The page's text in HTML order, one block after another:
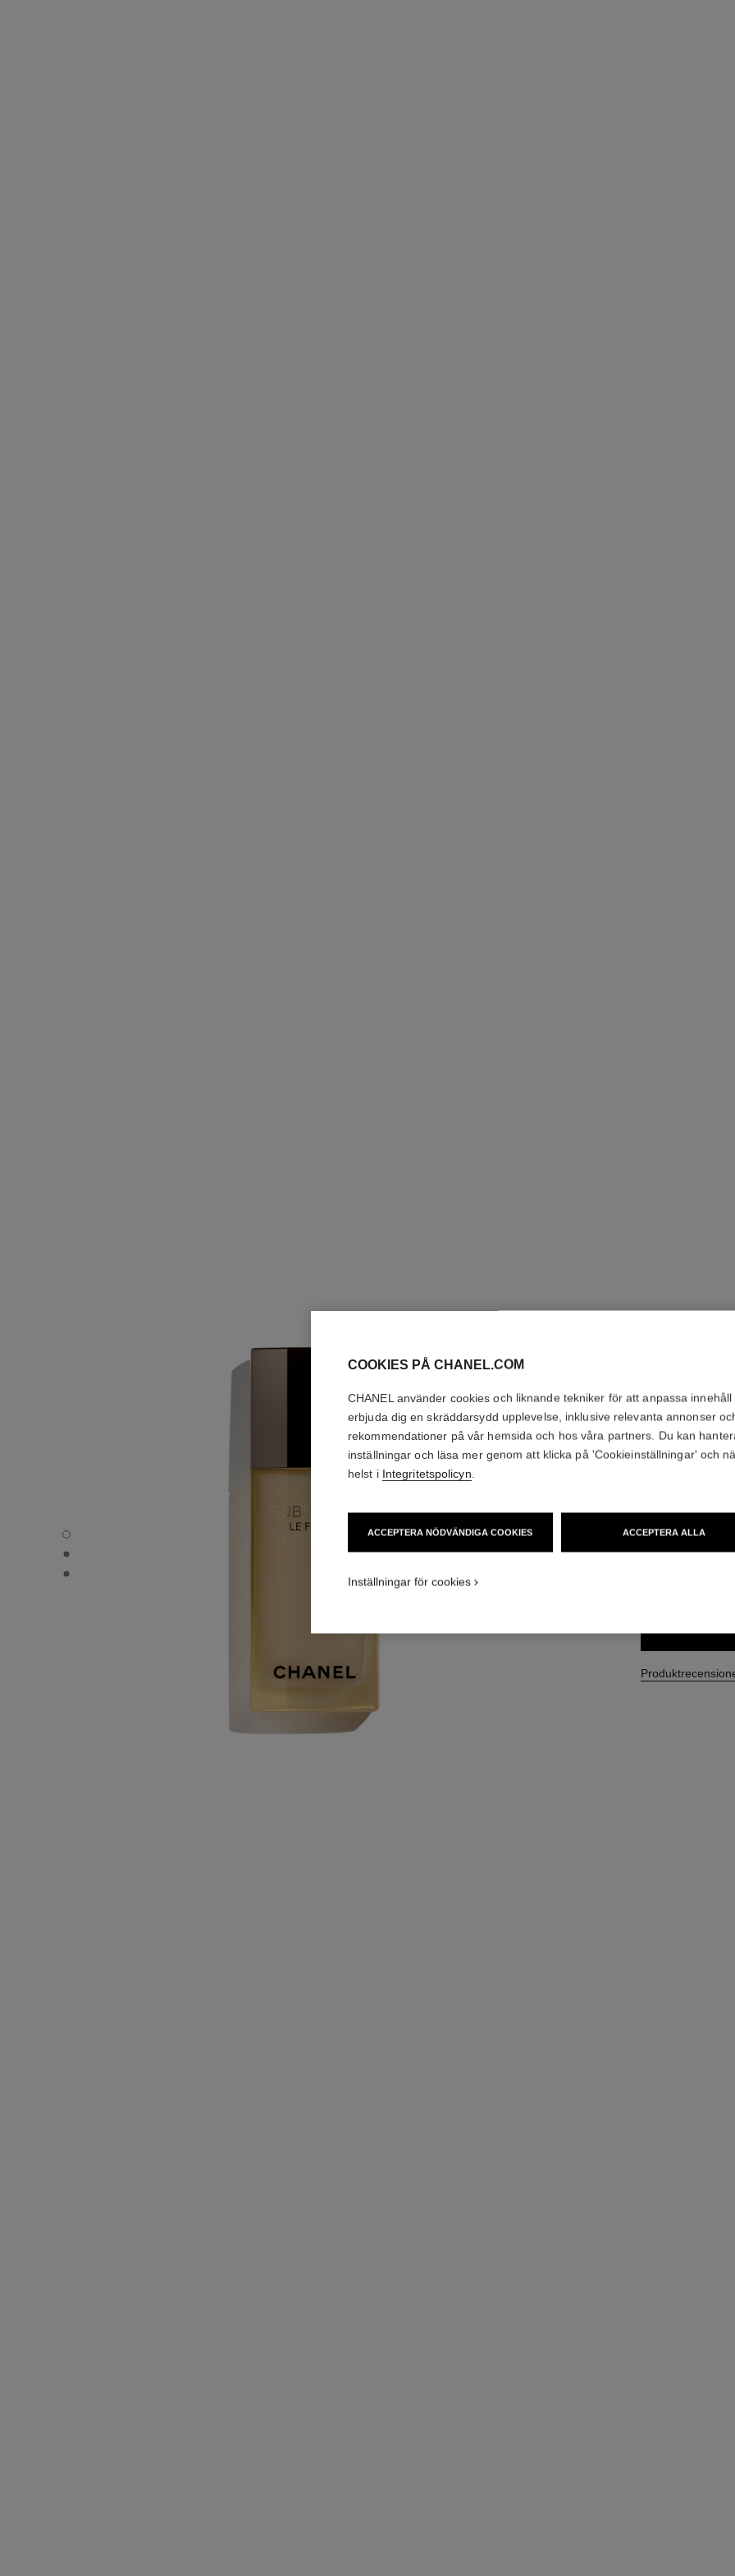
SUBLIMAGE LE FLUIDE - Standardvy
SUBLIMAGE LE FLUIDE - Alternativ vy 1
SUBLIMAGE LE FLUIDE - Grundtextur
Vårdprodukt För
Se detaljer
COOKIES PÅ CHANEL.COM
CHANEL använder cookies och liknande tekniker för att anpassa innehåll
erbjuda dig en skräddarsydd upplevelse, inklusive relevanta annonser
rekommendationer på vår hemsida och hos våra partners. Du kan
inställningar och läsa mer genom att klicka på 'Cookieinställningar' och
helst i Integritetspolicyn
ACCEPTERA NÖDVÄNDIGA COOKIES ACCEPTERA ALLA
Inställningar för cookies